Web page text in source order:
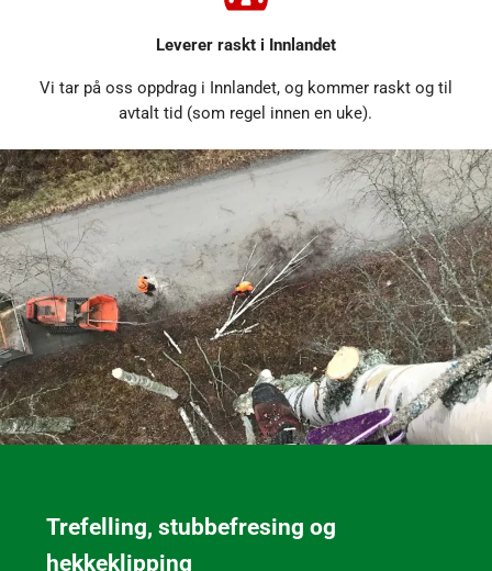
Leverer raskt i Innlandet
Vi tar på oss oppdrag i Innlandet, og kommer raskt og til
avtalt tid (som regel innen en uke).
Trefelling, stubbefresing og
hekkeklipping